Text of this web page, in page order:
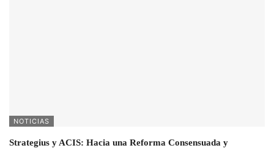
NOTICIAS
Strategius y ACIS: Hacia una Reforma Consensuada y